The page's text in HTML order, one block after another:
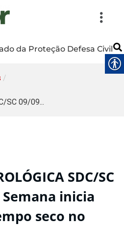
da Proteção Defesa Civil
/
SC 09/09...
SDC/SC
Semana inicia
seco no